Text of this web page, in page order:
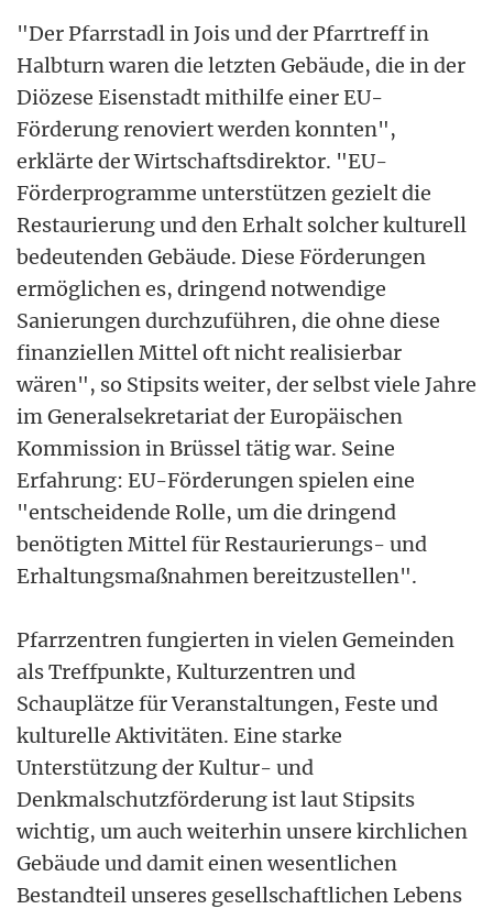
"Der Pfarrstadl in Jois und der Pfarrtreff in
Halbturn waren die letzten Gebäude, die in der
Diözese Eisenstadt mithilfe einer EU-
Förderung renoviert werden konnten",
erklärte der Wirtschaftsdirektor. "EU-
Förderprogramme unterstützen gezielt die
Restaurierung und den Erhalt solcher kulturell
bedeutenden Gebäude. Diese Förderungen
ermöglichen es, dringend notwendige
Sanierungen durchzuführen, die ohne diese
finanziellen Mittel oft nicht realisierbar
wären", so Stipsits weiter, der selbst viele Jahre
im Generalsekretariat der Europäischen
Kommission in Brüssel tätig war. Seine
Erfahrung: EU-Förderungen spielen eine
"entscheidende Rolle, um die dringend
benötigten Mittel für Restaurierungs- und
Erhaltungsmaßnahmen bereitzustellen".
Pfarrzentren fungierten in vielen Gemeinden
als Treffpunkte, Kulturzentren und
Schauplätze für Veranstaltungen, Feste und
kulturelle Aktivitäten. Eine starke
Unterstützung der Kultur- und
Denkmalschutzförderung ist laut Stipsits
wichtig, um auch weiterhin unsere kirchlichen
Gebäude und damit einen wesentlichen
Bestandteil unseres gesellschaftlichen Lebens